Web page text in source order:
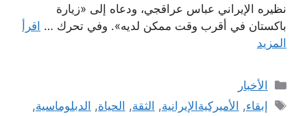
نظيره الإيراني عباس عراقجي، ودعاه إلى «زيارة
باكستان في أقرب وقت ممكن لديه». وفي تحرك … اقرأ
المزيد
التصنيفات
الأخبار
الوسوم
إبقاء, الأميركيةالإيرانية, الثقة, الحياة, الدبلوماسية,